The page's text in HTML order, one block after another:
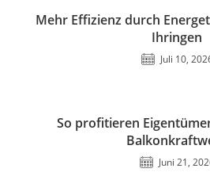
Mehr Effizienz durch
Ihringen
Juli 10,
So profitieren
Juni 21,